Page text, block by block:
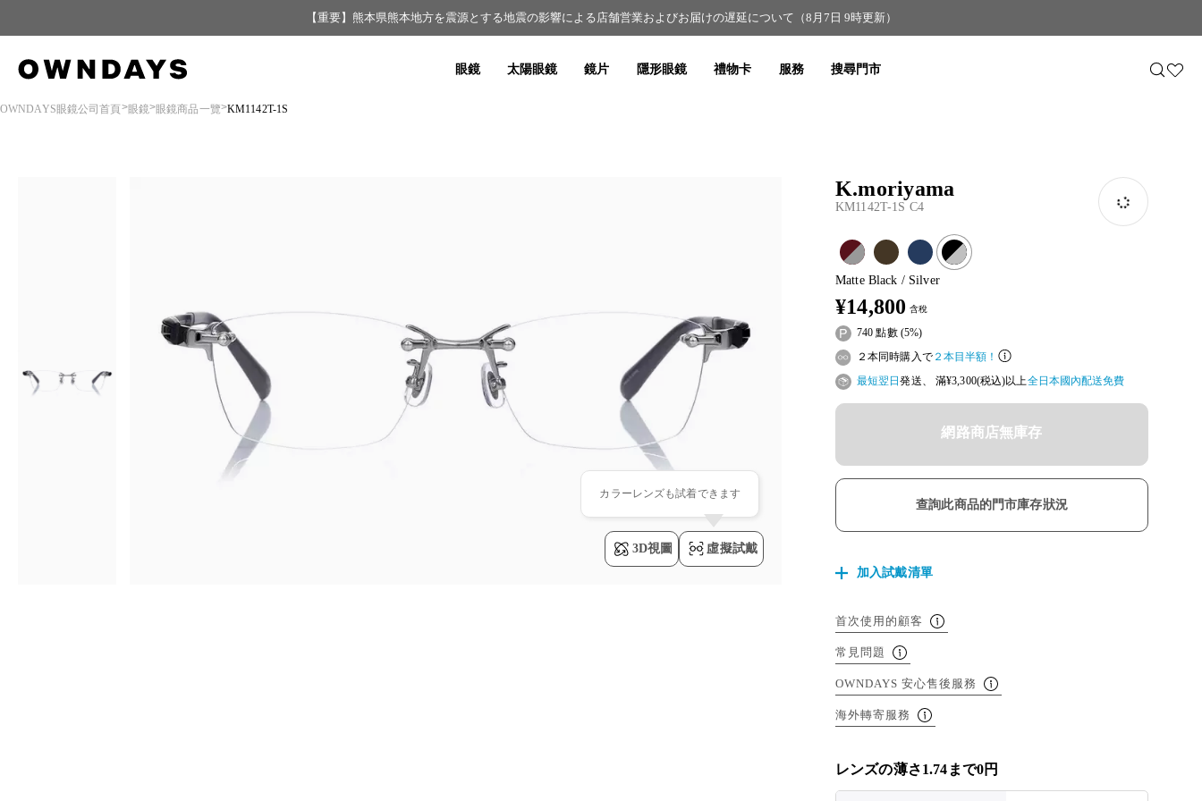
【重要】熊本県熊本地方を震源とする地震の影響による店舗営業およびお届けの遅延について（8月7日 9時更新）
眼鏡 太陽眼鏡 鏡片 隱形眼鏡 禮物卡 服務 搜尋門市
OWNDAYS眼鏡公司首頁 眼鏡 眼鏡商品一覽 KM1142T-1S
3D視圖 虛擬試戴
カラーレンズも試着できます
K.moriyama
KM1142T-1S C4
Matte Black / Silver
¥14,800 含稅
740 點數 (5%)
２本同時購入で２本目半額！
最短翌日発送、 滿¥3,300(税込)以上全日本國內配送免費
網路商店無庫存
查詢此商品的門市庫存狀況
加入試戴清單
首次使用的顧客
常見問題
OWNDAYS 安心售後服務
海外轉寄服務
レンズの薄さ1.74まで0円